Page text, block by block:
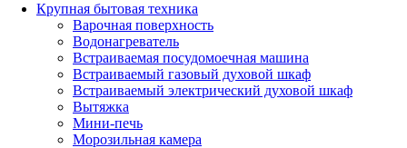
Крупная бытовая техника
Варочная поверхность
Водонагреватель
Встраиваемая посудомоечная машина
Встраиваемый газовый духовой шкаф
Встраиваемый электрический духовой шкаф
Вытяжка
Мини-печь
Морозильная камера